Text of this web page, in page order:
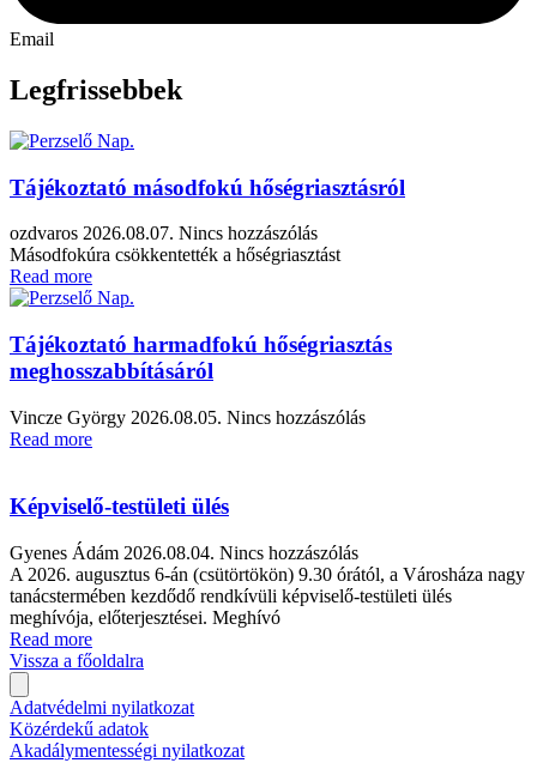
Email
Legfrissebbek
Tájékoztató másodfokú hőségriasztásról
ozdvaros 2026.08.07. Nincs hozzászólás
Másodfokúra csökkentették a hőségriasztást
Read more
Tájékoztató harmadfokú hőségriasztás
meghosszabbításáról
Vincze György 2026.08.05. Nincs hozzászólás
Read more
Képviselő-testületi ülés
Gyenes Ádám 2026.08.04. Nincs hozzászólás
A 2026. augusztus 6-án (csütörtökön) 9.30 órától, a Városháza nagy
tanácstermében kezdődő rendkívüli képviselő-testületi ülés
meghívója, előterjesztései. Meghívó
Read more
Vissza a főoldalra
Adatvédelmi nyilatkozat
Közérdekű adatok
Akadálymentességi nyilatkozat